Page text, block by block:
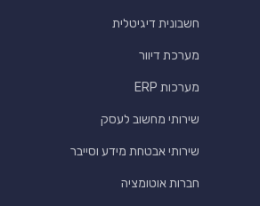
חשבונית דיגיטלית
מערכת דיוור
מערכות ERP
שירותי מחשוב לעסק
שירותי אבטחת מידע וסייבר
חברות אוטומציה